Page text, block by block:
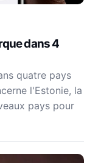
dans 4
quatre pays
l'Estonie, la
pays pour